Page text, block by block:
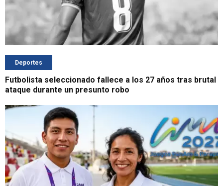
Deportes
Futbolista seleccionado fallece a los 27 años tras brutal
ataque durante un presunto robo